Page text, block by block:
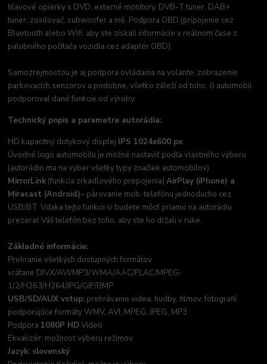
hlavové opierky s DVD, externé monitory, DVB-T tuner, DAB+
tuner, zosiľovač, subwoofer a iné. Podpora OBD (pripojenie cez
Bluetooth alebo Wifi, aby ste získali informácie v reálnom čase z
palubného počítača vozidla cez adaptér OBD).
Samozrejmosťou je aj podpora ovládania na volante, zobrazenie
parkovacích senzorov a podobne, všetko záleží od toho, či automobil
podporoval dané funkcie od výroby.
Technický popis a parametre autorádia:
HD kapacitný dotykový displej IPS 1024x600 px
Úvodné logo automobilu je možné nastaviť podľa vlastného výberu
(autorádio ma na výber všetky typy značiek automobilov).
MirrorLink (funkcia zrkadlového prepojenia)AirPlay (iPhone) a
Miracast (Android)– párovanie mob. telefónu jednoducho cez
USB/BT. Vďaka tejto funkcii si budete môcť priamo na autorádiu
prezerať Váš telefón bez toho, aby ste ho držali v ruke.
Základné informácie:
Prehranie všetkých dostupných formátov
vrátane DIVX/AVI/MP3/WMA/AAC/FLAC/MPEG-
1/2/H263/H264/JPG/GIF/BMP
USB/SD/AUX vstup: prehrávanie videa, hudby, filmov, fotografií,
podporujúce formáty WMV, AVI, MPEG, JPEG, MP3
Podpora 1080P HDVideo
Ekvalizér: možnosť výberu režimov
Jazyk: slovenský